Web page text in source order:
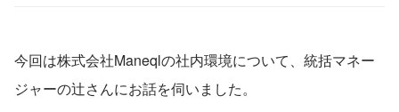
今回は株式会社Maneqlの社内環境について、統括マネー
ジャーの辻さんにお話を伺いました。